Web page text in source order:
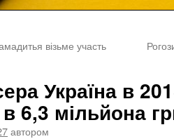
візьме участь
Україна в
6,3 мільйона
автором